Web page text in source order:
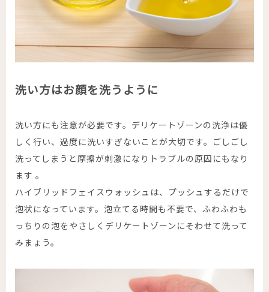
洗い方はお顔を洗うように
洗い方にも注意が必要です。デリケートゾーンの洗浄は優
しく行い、過度に洗いすぎないことが大切です。ごしごし
洗ってしまうと摩擦が刺激になりトラブルの原因にもなり
ます 。
ハイブリッドフェイスウォッシュは、プッシュするだけで
泡状になっています。泡立てる時間も不要で、ふわふわも
っちりの泡をやさしくデリケートゾーンにそわせて洗って
みまょう。